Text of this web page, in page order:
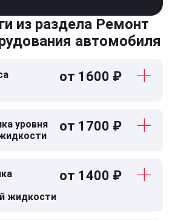
из раздела Ремонт
автомобиля
от 1600 ₽
уровня
от 1700 ₽
жидкости
от 1400 ₽